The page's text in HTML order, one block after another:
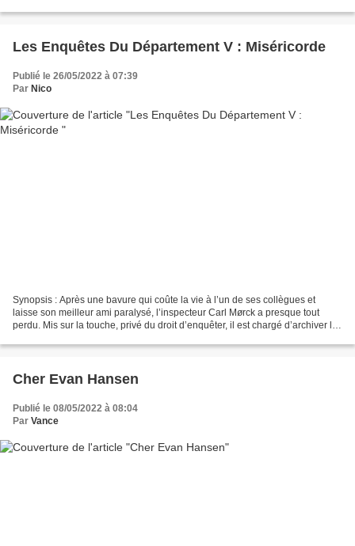
Les Enquêtes Du Département V : Miséricorde
Publié le 26/05/2022 à 07:39
Par Nico
Synopsis : Après une bavure qui coûte la vie à l’un de ses collègues et
laisse son meilleur ami paralysé, l’inspecteur Carl Mørck a presque tout
perdu. Mis sur la touche, privé du droit d’enquêter, il est chargé d’archiver les
Cher Evan Hansen
Publié le 08/05/2022 à 08:04
Par Vance